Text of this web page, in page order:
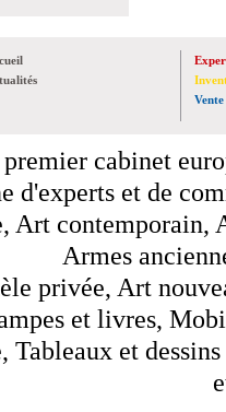
Vente
cabinet
d'experts et de
Art contemporain,
Armes
privée, Art
et livres,
et